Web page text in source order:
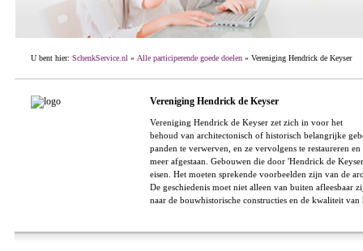
U bent hier: SchenkService.nl » Alle participerende goede doelen» Vereniging Hendrick de Keyser
Vereniging Hendrick de Keyser
Vereniging Hendrick de Keyser zet zich in voor het
behoud van architectonisch of historisch belangrijke
panden te verwerven, en ze vervolgens te restaureren
meer afgestaan. Gebouwen die door 'Hendrick de
eisen. Het moeten sprekende voorbeelden zijn van de
De geschiedenis moet niet alleen van buiten afleesbaar
naar de bouwhistorische constructies en de kwaliteit van